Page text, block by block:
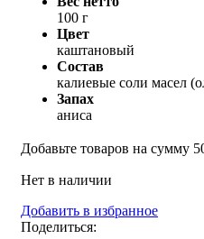
100 г
Цвет
каштановый
Состав
калиевые соли масел
Запах
аниса
Добавьте товаров на сумму
Нет в наличии
Добавить в избранное
Поделиться: